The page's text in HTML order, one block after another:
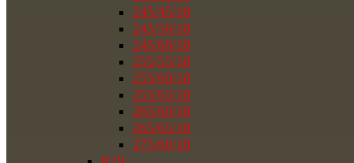
245/45/18
245/50/18
245/60/18
255/55/18
255/60/18
255/65/18
265/60/18
265/65/18
275/60/18